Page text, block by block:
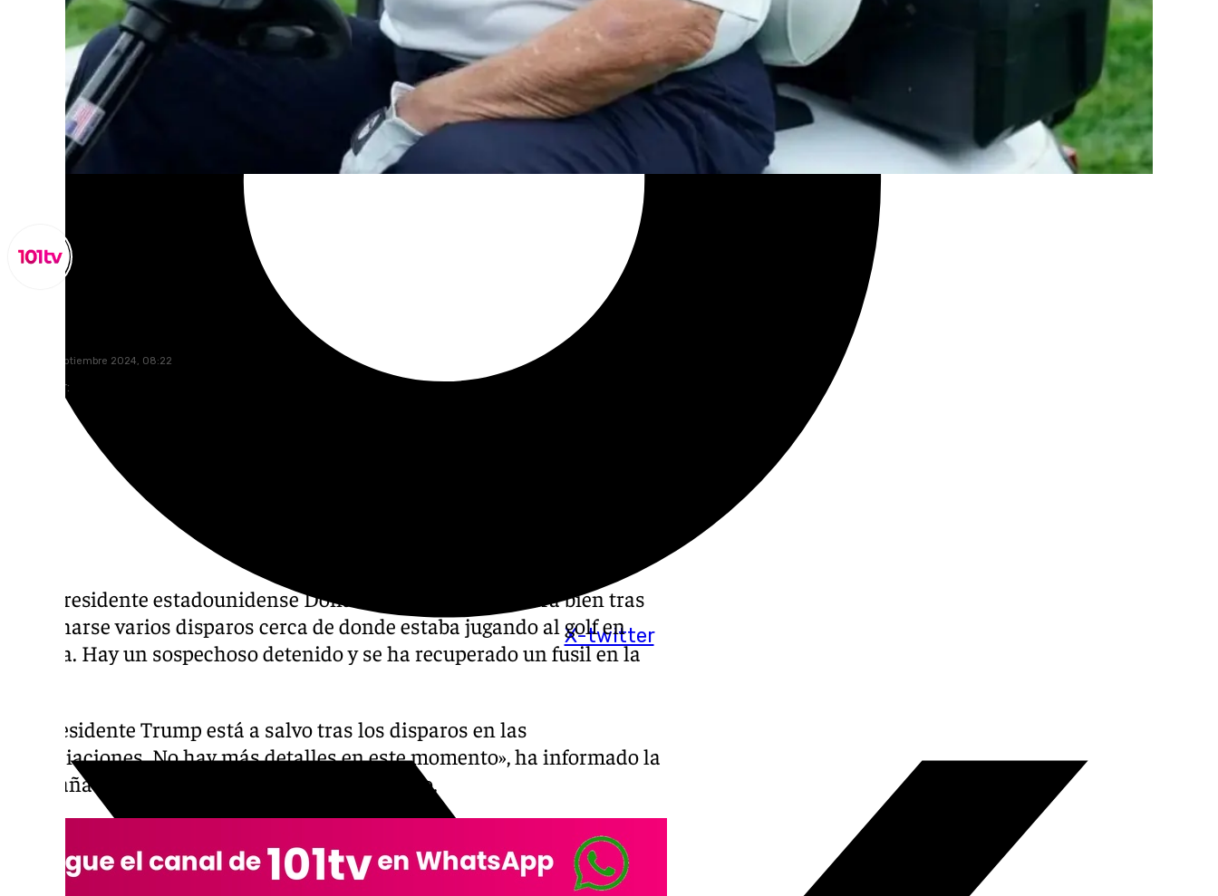
X-twitter
lunes, 16 septiembre 2024, 08:22
Compartir:
El expresidente estadounidense Donald
se encuentra bien tras
escucharse varios disparos cerca de donde estaba jugando al golf en
Florida. Hay un sospechoso detenido y se ha recuperado un fusil en la
«El presidente Trump está a salvo tras los disparos en las
inmediaciones. No hay más detalles en este momento», ha informado la
campaña de Trump en un escueto comunicado.